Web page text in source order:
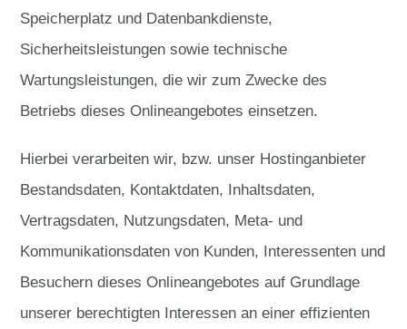
Speicherplatz und Datenbankdienste,
Sicherheitsleistungen sowie technische
Wartungsleistungen, die wir zum Zwecke des
Betriebs dieses Onlineangebotes einsetzen.
Hierbei verarbeiten wir, bzw. unser Hostinganbieter
Bestandsdaten, Kontaktdaten, Inhaltsdaten,
Vertragsdaten, Nutzungsdaten, Meta- und
Kommunikationsdaten von Kunden, Interessenten und
Besuchern dieses Onlineangebotes auf Grundlage
unserer berechtigten Interessen an einer effizienten